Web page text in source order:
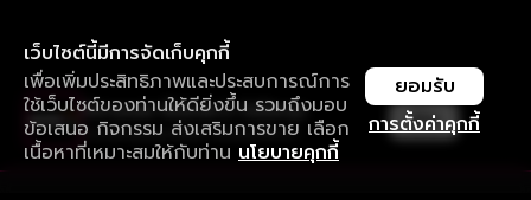
เว็บไซต์นี้มีการจัดเก็บคุกกี้
เพื่อเพิ่มประสิทธิภาพและประสบการณ์การ
ใช้เว็บไซต์ของท่านให้ดียิ่งขึ้น รวมถึงมอบ
ข้อเสนอ กิจกรรม ส่งเสริมการขาย เลือก
เนื้อหาที่เหมาะสมให้กับท่าน นโยบายคุกกี้
การตั้งค่าคุกกี้
ยอมรับ
ใช้งานแอป ลื่นไหลกว่า ไม่มีสะดุด
ดาวน์โหลดแอปเพื่อการรับชมที่ดีกว่า เปิด